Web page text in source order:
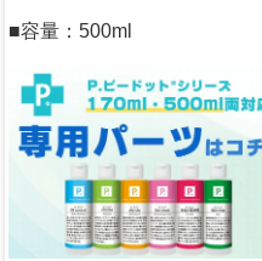
■容量：500ml